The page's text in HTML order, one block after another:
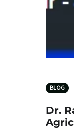
BLOG
Dr.